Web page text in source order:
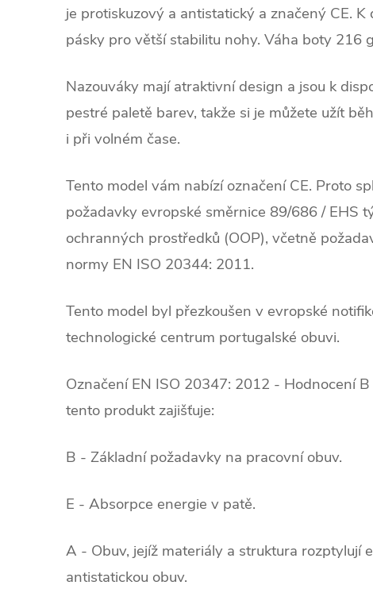
je protiskuzový a antistatický a značený CE. K
pásky pro větší stabilitu nohy. Váha boty 216
Nazouváky mají atraktivní design a jsou k
pestré paletě barev, takže si je můžete užít
i při volném čase.
Tento model vám nabízí označení CE. Proto
požadavky evropské směrnice 89/686 / EHS
ochranných prostředků (OOP), včetně
normy EN ISO 20344: 2011.
Tento model byl přezkoušen v evropské
technologické centrum portugalské obuvi.
Označení EN ISO 20347: 2012 - Hodnocení
tento produkt zajišťuje:
B - Základní požadavky na pracovní obuv.
E - Absorpce energie v patě.
A - Obuv, jejíž materiály a struktura rozptylují
antistatickou obuv.